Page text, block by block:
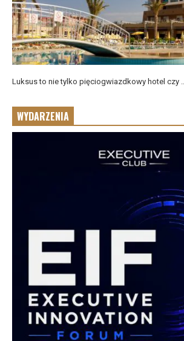
Luksus to nie tylko pięciogwiazdkowy hotel czy ...
WYDARZENIA